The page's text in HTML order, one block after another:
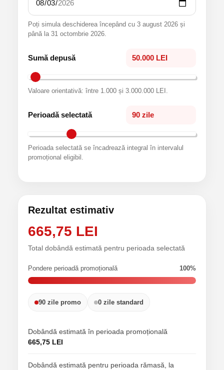
Poți simula deschiderea începând cu 3 august 2026 și
până la 31 octombrie 2026.
Sumă depusă 50.000 LEI
Valoare orientativă: între 1.000 și 3.000.000 LEI.
Perioadă selectată 90 zile
Perioada selectată se încadrează integral în intervalul
promoțional eligibil.
Rezultat estimativ
665,75 LEI
Total dobândă estimată pentru perioada selectată
Pondere perioadă promoțională 100%
90 zile promo 0 zile standard
Dobândă estimată în perioada promoțională
665,75 LEI
Dobândă estimată pentru perioada rămasă, la